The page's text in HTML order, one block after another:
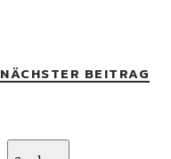
NÄCHSTER BEITRAG